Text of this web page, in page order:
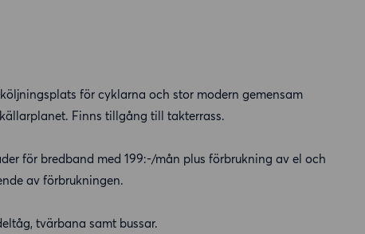
för cyklarna och stor modern gemensam
Finns tillgång till takterrass.
för bredband med 199:-/mån plus förbrukning av el och
av förbrukningen.
tvärbana samt bussar.